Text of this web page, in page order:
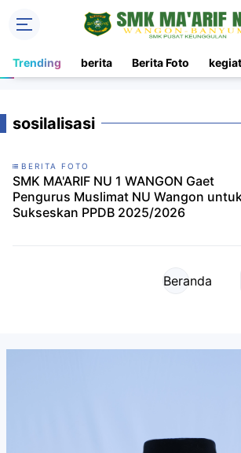
Trending berita Berita Foto
sosilalisasi
BERITA FOTO
SMK MA'ARIF NU 1 WANGON Gaet
Pengurus Muslimat NU Wangon
Sukseskan PPDB 2025/2026
Beranda